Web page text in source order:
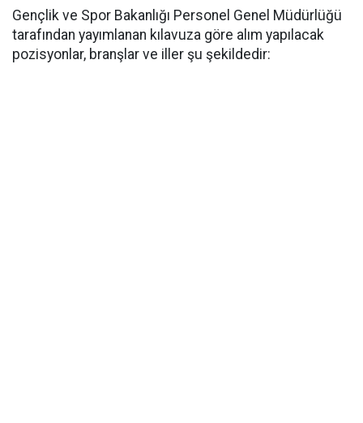
Gençlik ve Spor Bakanlığı Personel Genel Müdürlüğü
tarafından yayımlanan kılavuza göre alım yapılacak
pozisyonlar, branşlar ve iller şu şekildedir: